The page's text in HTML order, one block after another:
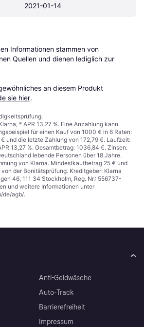
2021-01-14
Informationen stammen von
Quellen und dienen lediglich zur
an diesem Produkt
sie hier.
* APR 13,27 %. Eine Anzahlung kann
für einen Kauf von 1000 € in 6 Raten:
und die letzte Zahlung von 172,79 €. Laufzeit:
13,27 %. Gesamtbetrag: 1036,84 €. Zinsen:
lebende Personen über 18 Jahre.
von Klarna. Mindestkaufbetrag 25 € und
der Bonitätsprüfung. Kreditgeber: Klarna
46, 111 34 Stockholm, Reg. Nr.: 556737-
und weitere Informationen unter
de/agb/.
Anti-Geldwäsche
Auto-Track
Barrierefreiheit
Impressum